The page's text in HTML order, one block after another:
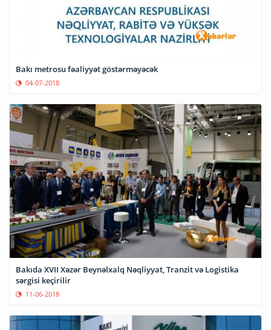
Bakı metrosu fəaliyyət göstərməyəcək
04-07-2018
Bakıda XVII Xəzər Beynəlxalq Nəqliyyat, Tranzit və Logistika
sərgisi keçirilir
11-06-2018